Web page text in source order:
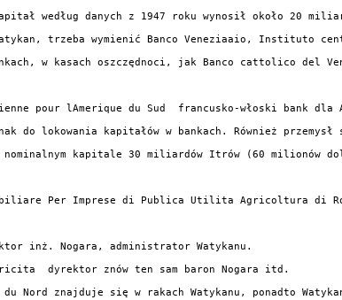
według danych z 1947 roku wynosił około 20
trzeba wymienić Banco Veneziaaio,
w kasach oszczędnoci, jak Banco cattolico del
pour lAmerique du Sud  francusko-włoski bank dla
lokowania kapitałów w bankach. Również
nominalnym kapitale 30 miliardów Itrów (60 milionów
Per Imprese di Publica Utilita Agricoltura di
inż. Nogara, administrator Watykanu.
dyrektor znów ten sam baron Nogara itd.
Nord znajduje się w rakach Watykanu, ponadto